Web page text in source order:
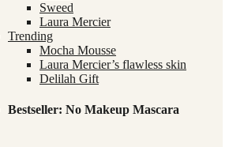
Sweed
Laura Mercier
Trending
Mocha Mousse
Laura Mercier’s flawless skin
Delilah Gift
Bestseller: No Makeup Mascara